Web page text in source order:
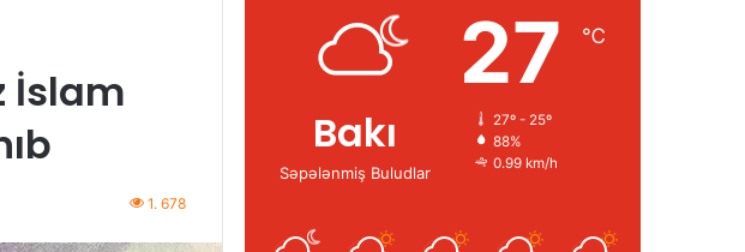
İslam
1. 678
Bakı
Səpələnmiş Buludlar
27 ℃
27º - 25º
88%
0.99 km/h